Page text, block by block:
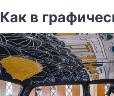
Как в